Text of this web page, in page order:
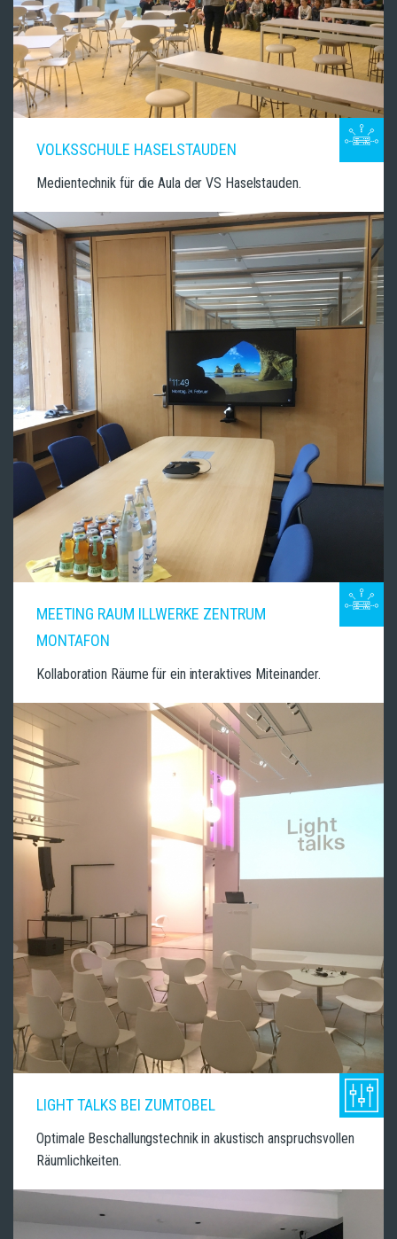
VOLKSSCHULE HASELSTAUDEN
Medientechnik für die Aula der VS Haselstauden.
MEETING RAUM ILLWERKE ZENTRUM
MONTAFON
Kollaboration Räume für ein interaktives Miteinander.
LIGHT TALKS BEI ZUMTOBEL
Optimale Beschallungstechnik in akustisch anspruchsvollen
Räumlichkeiten.